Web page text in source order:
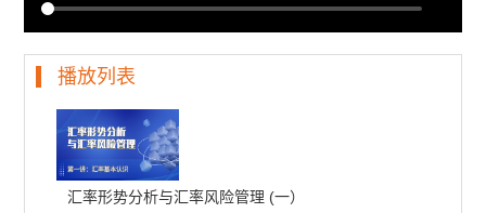
播放列表
汇率形势分析与汇率风险管理 (一）